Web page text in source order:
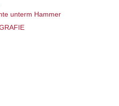
unterm Hammer